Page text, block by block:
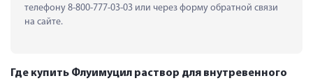
телефону 8-800-777-03-03 или через форму обратной связи
на сайте.
Где купить Флуимуцил раствор для внутревенного